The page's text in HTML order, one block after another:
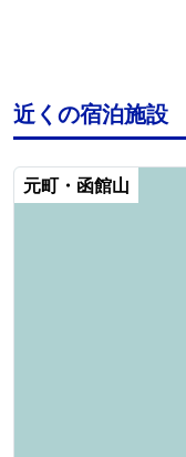
近くの宿泊施設
元町・函館山